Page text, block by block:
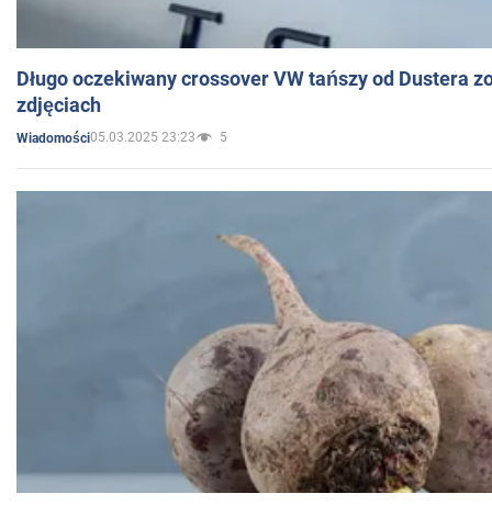
Długo oczekiwany crossover VW tańszy od Dustera
zdjęciach
Wiadomości05.03.2025 23:23 5